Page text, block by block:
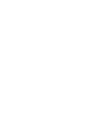
в
первым
С 1957 года она